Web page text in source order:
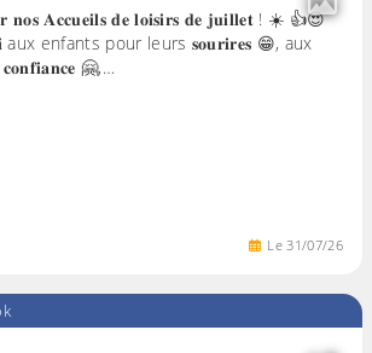
𝐀𝐜𝐜𝐮𝐞𝐢𝐥𝐬 𝐝𝐞 𝐥𝐨𝐢𝐬𝐢𝐫𝐬 𝐝𝐞 𝐣𝐮𝐢𝐥𝐥𝐞𝐭 ! ☀️ 👍😍
aux enfants pour leurs 𝐬𝐨𝐮𝐫𝐢𝐫𝐞𝐬 😁, aux
🤗,…
Le31/07/26